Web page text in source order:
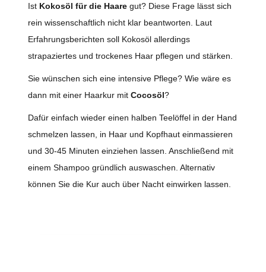
Ist Kokosöl für die Haaregut? Diese Frage lässt sich
rein wissenschaftlich nicht klar beantworten. Laut
Erfahrungsberichten soll Kokosöl allerdings
strapaziertes und trockenes Haar pflegen und stärken.
Sie wünschen sich eine intensive Pflege? Wie wäre es
dann mit einer Haarkur mit Cocosöl?
Dafür einfach wieder einen halben Teelöffel in der Hand
schmelzen lassen, in Haar und Kopfhaut einmassieren
und 30-45 Minuten einziehen lassen. Anschließend mit
einem Shampoo gründlich auswaschen. Alternativ
können Sie die Kur auch über Nacht einwirken lassen.